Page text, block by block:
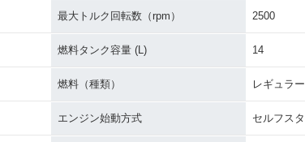
最大トルク回転数（rpm） 2500
燃料タンク容量 (L) 14
燃料（種類） レギュラ
エンジン始動方式 セルフス